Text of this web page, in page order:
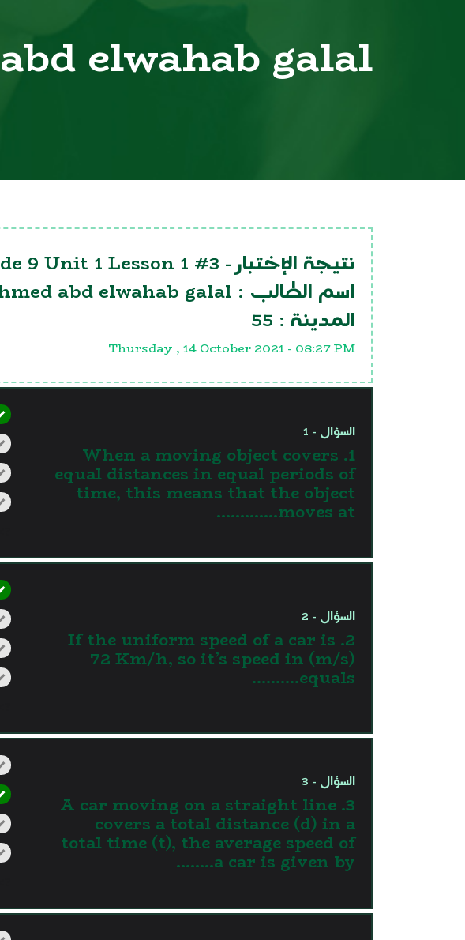
elwahab galal
نتيجة الإختبار - 9 Unit 1 Lesson 1 #3
اسم الطالب : abd elwahab galal
المدينة : 55
Thursday , 14 October 2021 - 08:27 PM
السؤال - 1
1. When a moving object covers
equal distances in equal periods of
time, this means that the object
moves at………….
السؤال - 2
2. If the uniform speed of a car is
72 Km/h, so it’s speed in (m/s)
equals……….
السؤال - 3
3. A car moving on a straight line
covers a total distance (d) in a
total time (t), the average speed of
a car is given by……..